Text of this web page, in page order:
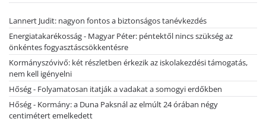
Lannert Judit: nagyon fontos a biztonságos tanévkezdés
Energiatakarékosság - Magyar Péter: péntektől nincs szükség az
önkéntes fogyasztáscsökkentésre
Kormányszóvivő: két részletben érkezik az iskolakezdési támogatás,
nem kell igényelni
Hőség - Folyamatosan itatják a vadakat a somogyi erdőkben
Hőség - Kormány: a Duna Paksnál az elmúlt 24 órában négy
centimétert emelkedett